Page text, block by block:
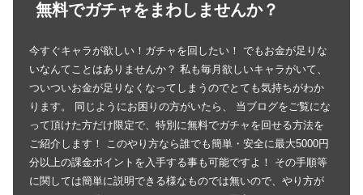
無料でガチャをまわしませんか？
今すぐキャラが欲しい！ガチャを回したい！ でもお金が足りな
いなんてことはありませんか？ 私も毎月欲しいキャラがいて、
ついついお金が足りなくなってしまうのでとても気持ちがわか
ります。 同じようにお困りの方がいたら、 当ブログをご覧にな
って頂けた方だけ限定で、特別に無料でガチャを回せる方法を
ご紹介します！ このやり方なら誰でも簡単・安全に最大5000円
分以上の課金ポイントを入手する事も可能ですよ！ その手順等
に関しては簡単に説明できる様なものでは無いので、やり方が